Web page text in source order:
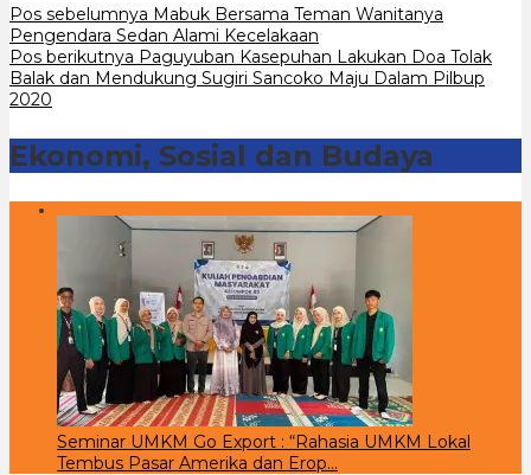
Navigasi
pos
Pos sebelumnya Mabuk Bersama Teman Wanitanya
Pengendara Sedan Alami Kecelakaan
Pos berikutnya Paguyuban Kasepuhan Lakukan Doa Tolak
Balak dan Mendukung Sugiri Sancoko Maju Dalam Pilbup
2020
Ekonomi, Sosial dan Budaya
Seminar UMKM Go Export : “Rahasia UMKM Lokal
Tembus Pasar Amerika dan Erop…